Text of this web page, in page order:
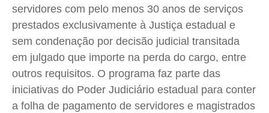
servidores com pelo menos 30 anos de serviços
prestados exclusivamente à Justiça estadual e
sem condenação por decisão judicial transitada
em julgado que importe na perda do cargo, entre
outros requisitos. O programa faz parte das
iniciativas do Poder Judiciário estadual para conter
a folha de pagamento de servidores e magistrados